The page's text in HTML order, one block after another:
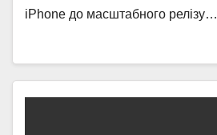
iPhone до масштабного релізу…